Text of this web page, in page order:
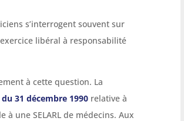
s’interrogent souvent sur
libéral à responsabilité
à cette question. La
31 décembre 1990 relative à
une SELARL de médecins. Aux